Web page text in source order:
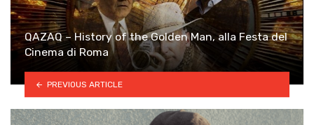
QAZAQ – History of the Golden Man, alla Festa del
Cinema di Roma
PREVIOUS ARTICLE